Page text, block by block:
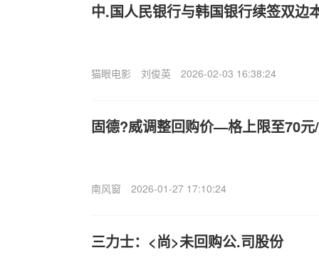
中.国人民银行与韩国银行续签双边
猫眼电影 刘俊英 2026-02-03 16:38:24
固德?威调整回购价—格上限至70元
南风窗 2026-01-27 17:10:24
三力士：<尚>未回购公.司股份